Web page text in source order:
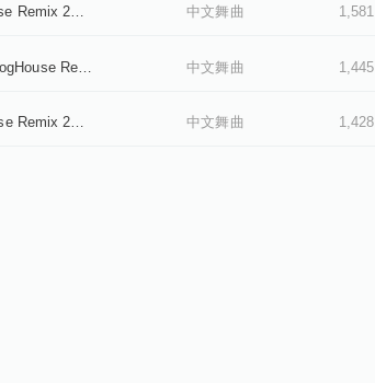
中文舞曲 1,581
中文舞曲 1,445
何仟仟 - 孤雏 (DJSjun ProgHouse Remix 2025)粤语 中文舞曲 1,428